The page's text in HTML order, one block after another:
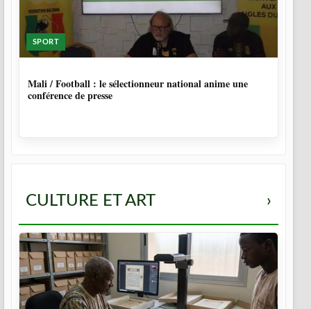
SPORT
Mali / Football : le sélectionneur national anime une
conférence de presse
CULTURE ET ART ›